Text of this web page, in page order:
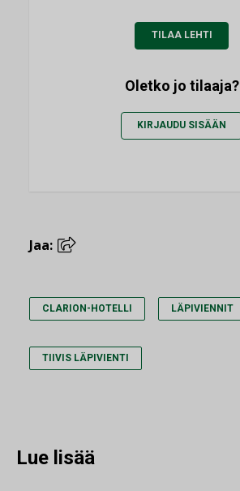
TILAA LEHTI
Oletko jo tilaaja?
KIRJAUDU SISÄÄN
Jaa:
CLARION-HOTELLI LÄPIVIENNIT
TIIVIS LÄPIVIENTI
Lue lisää